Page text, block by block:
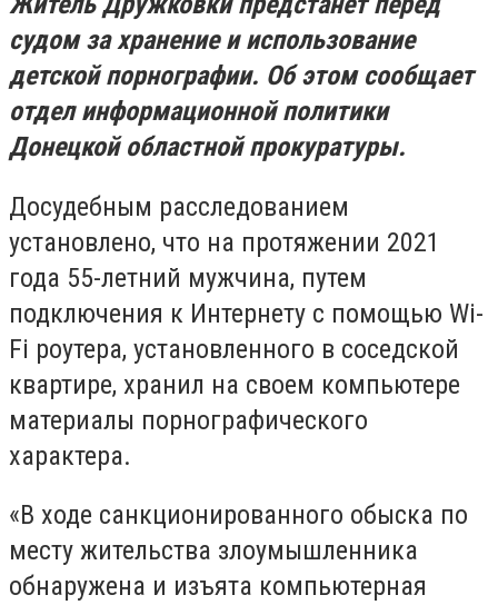
судом за хранение и использование
детской порнографии. Об этом сообщает
отдел информационной политики
Донецкой областной прокуратуры.
Досудебным расследованием
установлено, что на протяжении 2021
года 55-летний мужчина, путем
подключения к Интернету с помощью Wi-
Fi роутера, установленного в соседской
квартире, хранил на своем компьютере
материалы порнографического
характера.
«В ходе санкционированного обыска по
месту жительства злоумышленника
обнаружена и изъята компьютерная